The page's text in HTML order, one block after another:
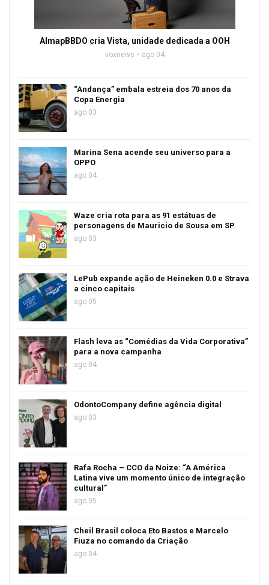
AlmapBBDO cria Vista, unidade dedicada a OOH
voxnews ago 04
“Andança” embala estreia dos 70 anos da
Copa Energia
ago 03
Marina Sena acende seu universo para a
OPPO
ago 04
Waze cria rota para as 91 estátuas de
personagens de Mauricio de Sousa em SP
ago 03
LePub expande ação de Heineken 0.0 e Strava
a cinco capitais
ago 05
Flash leva as “Comédias da Vida Corporativa”
para a nova campanha
ago 04
OdontoCompany define agência digital
ago 03
Rafa Rocha – CCO da Noize: “A América
Latina vive um momento único de integração
cultural”
ago 05
Cheil Brasil coloca Eto Bastos e Marcelo
Fiuza no comando da Criação
ago 04